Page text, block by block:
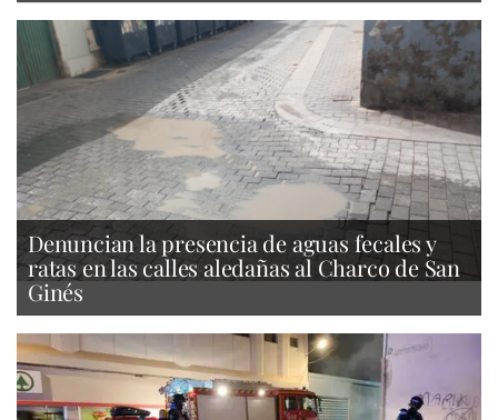
Denuncian la presencia de aguas fecales y
ratas en las calles aledañas al Charco de San
Ginés